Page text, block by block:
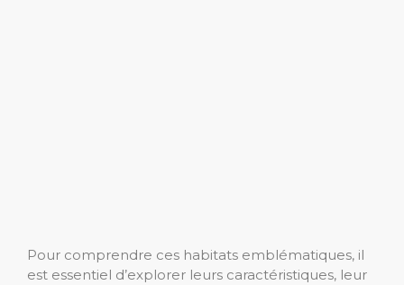
Pour comprendre ces habitats emblématiques, il
est essentiel d’explorer leurs caractéristiques, leur